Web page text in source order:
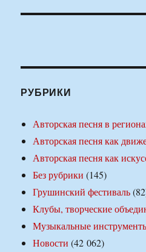
РУБРИКИ
Авторская песня в
Авторская песня как
Авторская песня как
Без рубрики (145)
Грушинский фестиваль
Клубы, творческие
Музыкальные
Новости (42 062)